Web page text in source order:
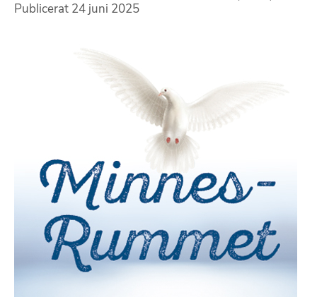
Publicerat 24 juni 2025